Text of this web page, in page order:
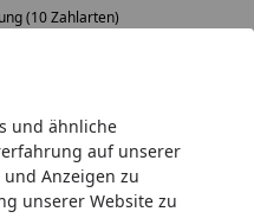
und ähnliche
auf unserer
Anzeigen zu
unserer Website zu
(10 Zahlarten)
Zubehör für Teichbau